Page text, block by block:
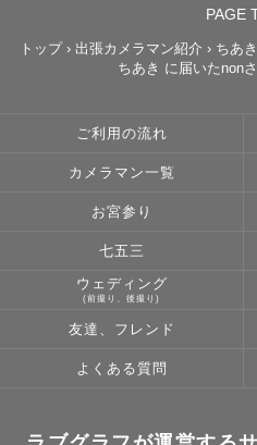
【撮影スタイル】
どんなポーズをすれば良いの？
皆さん悩まれるかと思います…
撮影中は堅苦しくならずに、
いきます！
なので、皆さんだんだんと自
ポージングを考えるのも好き
PAGE
トップ › 出張カメラマン紹介 › ちあき
ちあき に届いたnon
ご利用の流れ
カメラマン一覧
お宮参り
七五三
ウェディング
(前撮り、後撮り)
友達、フレンド
よくある質問